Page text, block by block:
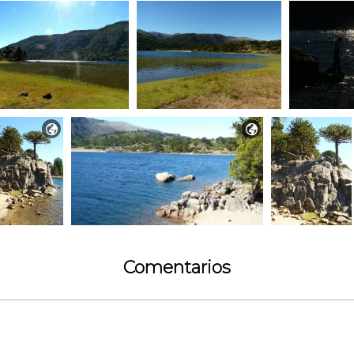
 
Comentarios